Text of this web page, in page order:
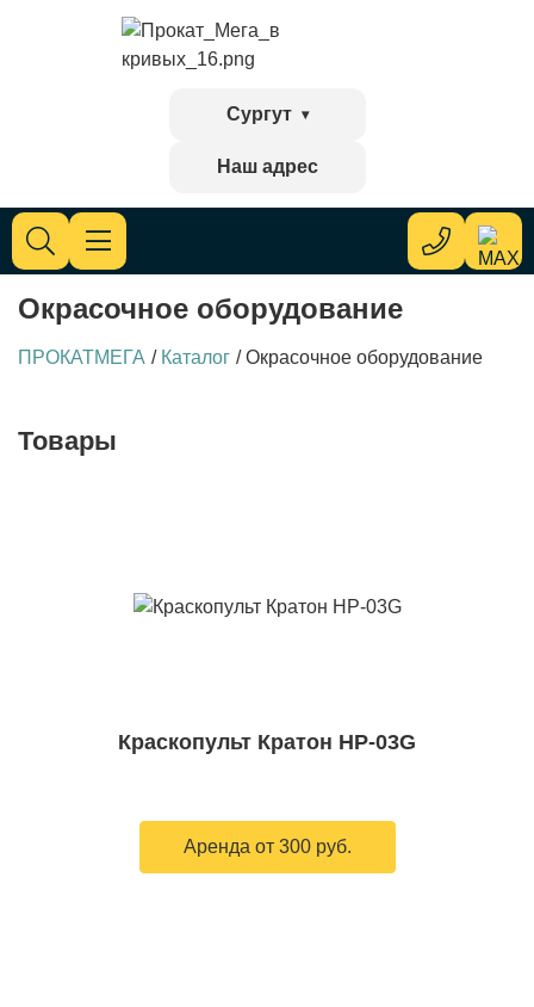
Сургут
Наш адрес
Окрасочное оборудование
ПРОКАТМЕГА / Каталог /Окрасочное оборудование
Товары
Краскопульт Кратон HP-03G
Аренда от 300 руб.